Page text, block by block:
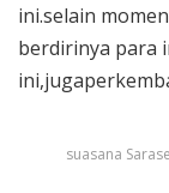
ini.selain
berdirinya para
suasana